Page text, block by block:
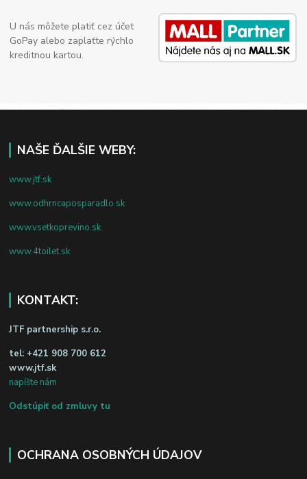
U nás môžete platiť cez účet
GoPay alebo zaplaťte rýchlo
kreditnou kartou.
NAŠE ĎALŠIE WEBY:
www.jtf.sk
www.odhrncaposparadlo.sk
www.vsetkoprevino.sk
www.4toilet.sk
KONTAKT:
JTF partnership s.r.o.
tel: +421 908 700 612
www.jtf.sk
napíšte nám
Odstúpiť od zmluvy tu
OCHRANA OSOBNÝCH ÚDAJOV